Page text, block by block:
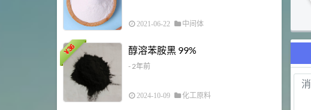
2021-06-22 中间体
¥
36 醇溶苯胺黑 99%
- 2年前
2024-10-09 化工原料
11.25